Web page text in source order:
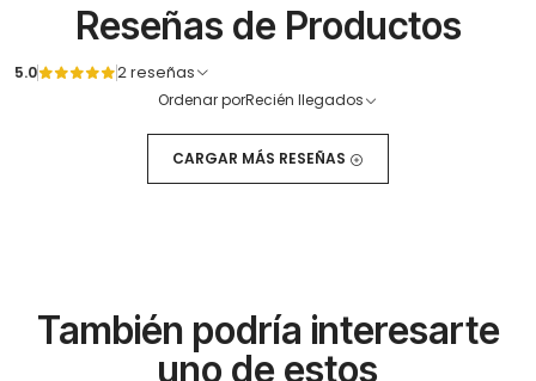
Reseñas de Productos
5.0
2 reseñas
Ordenar porRecién llegados
CARGAR MÁS RESEÑAS
También podría interesarte
uno de estos